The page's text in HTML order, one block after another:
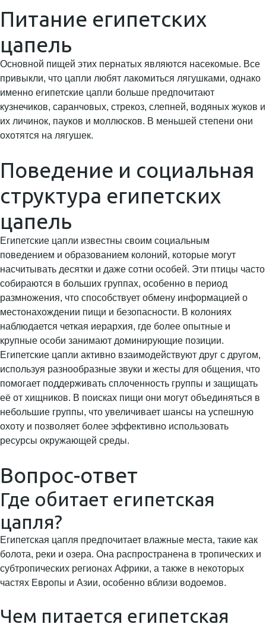
Питание египетских
цапель
Основной пищей этих пернатых являются насекомые. Все
привыкли, что цапли любят лакомиться лягушками, однако
именно египетские цапли больше предпочитают
кузнечиков, саранчовых, стрекоз, слепней, водяных жуков и
их личинок, пауков и моллюсков. В меньшей степени они
охотятся на лягушек.
Поведение и социальная
структура египетских
цапель
Египетские цапли известны своим социальным
поведением и образованием колоний, которые могут
насчитывать десятки и даже сотни особей. Эти птицы часто
собираются в больших группах, особенно в период
размножения, что способствует обмену информацией о
местонахождении пищи и безопасности. В колониях
наблюдается четкая иерархия, где более опытные и
крупные особи занимают доминирующие позиции.
Египетские цапли активно взаимодействуют друг с другом,
используя разнообразные звуки и жесты для общения, что
помогает поддерживать сплоченность группы и защищать
её от хищников. В поисках пищи они могут объединяться в
небольшие группы, что увеличивает шансы на успешную
охоту и позволяет более эффективно использовать
ресурсы окружающей среды.
Вопрос-ответ
Где обитает египетская
цапля?
Египетская цапля предпочитает влажные места, такие как
болота, реки и озера. Она распространена в тропических и
субтропических регионах Африки, а также в некоторых
частях Европы и Азии, особенно вблизи водоемов.
Чем питается египетская